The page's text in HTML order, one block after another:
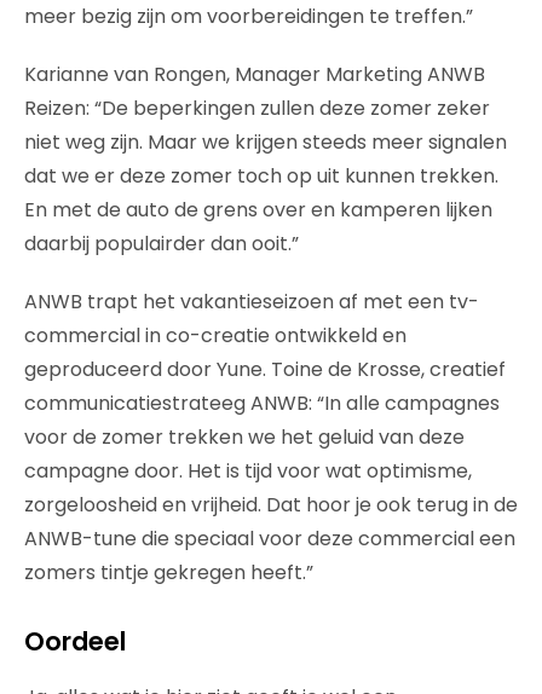
meer bezig zijn om voorbereidingen te treffen.”
Karianne van Rongen, Manager Marketing ANWB
Reizen: “De beperkingen zullen deze zomer zeker
niet weg zijn. Maar we krijgen steeds meer signalen
dat we er deze zomer toch op uit kunnen trekken.
En met de auto de grens over en kamperen lijken
daarbij populairder dan ooit.”
ANWB trapt het vakantieseizoen af met een tv-
commercial in co-creatie ontwikkeld en
geproduceerd door Yune. Toine de Krosse, creatief
communicatiestrateeg ANWB: “In alle campagnes
voor de zomer trekken we het geluid van deze
campagne door. Het is tijd voor wat optimisme,
zorgeloosheid en vrijheid. Dat hoor je ook terug in de
ANWB-tune die speciaal voor deze commercial een
zomers tintje gekregen heeft.”
Oordeel